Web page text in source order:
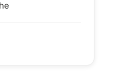
position route